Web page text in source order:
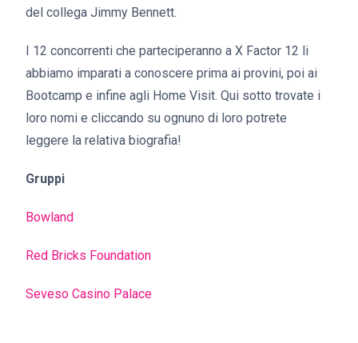
del collega Jimmy Bennett.
I 12 concorrenti che parteciperanno a X Factor 12 li
abbiamo imparati a conoscere prima ai provini, poi ai
Bootcamp e infine agli Home Visit. Qui sotto trovate i
loro nomi e cliccando su ognuno di loro potrete
leggere la relativa biografia!
Gruppi
Bowland
Red Bricks Foundation
Seveso Casino Palace